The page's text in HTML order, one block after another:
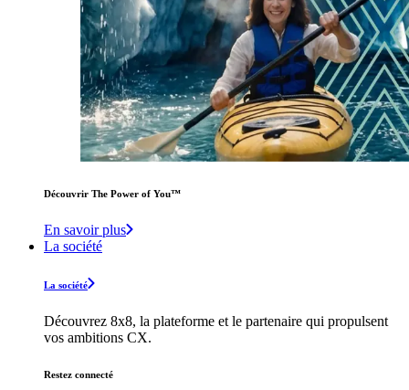
Découvrir The Power of You™️
En savoir plus
La société
La société
Découvrez 8x8, la plateforme et le partenaire qui propulsent
vos ambitions CX.
Restez connecté